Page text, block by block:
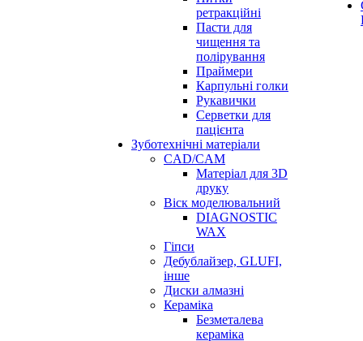
ретракційні
Пасти для
чищення та
полірування
Праймери
Карпульні голки
Рукавички
Серветки для
пацієнта
Зуботехнічні матеріали
CAD/CAM
Матеріал для 3D
друку
Віск моделювальний
DIAGNOSTIC
WAX
Гіпси
Дебублайзер, GLUFI,
інше
Диски алмазні
Кераміка
Безметалева
кераміка